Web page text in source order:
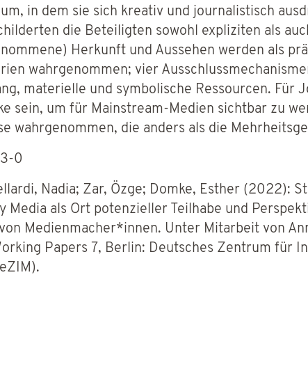
in dem sie sich kreativ und journalistisch
die Beteiligten sowohl expliziten als
Herkunft und Aussehen werden als
wahrgenommen; vier
materielle und symbolische Ressourcen. Für
sein, um für Mainstream-Medien sichtbar zu
wahrgenommen, die anders als die
0
Nadia; Zar, Özge; Domke, Esther (2022):
Media als Ort potenzieller Teilhabe und
Medienmacher*innen. Unter Mitarbeit von
Papers 7, Berlin: Deutsches Zentrum für